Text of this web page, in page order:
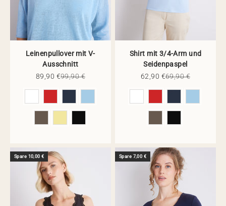
Leinenpullover mit V-
Ausschnitt
Angebot
89,90 €Regulärer Preis
99,90 €
Shirt mit 3/4-Arm und
Seidenpaspel
Angebot
62,90 €Regulärer Preis
69,90 €
Spare 10,00 € Spare 7,00 €